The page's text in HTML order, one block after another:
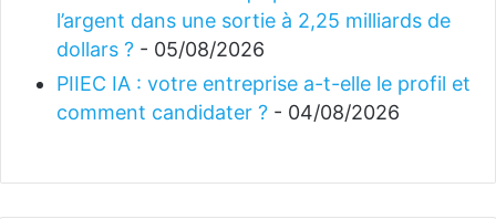
l’argent dans une sortie à 2,25 milliards de
dollars ? - 05/08/2026
PIIEC IA : votre entreprise a-t-elle le profil et
comment candidater ? - 04/08/2026